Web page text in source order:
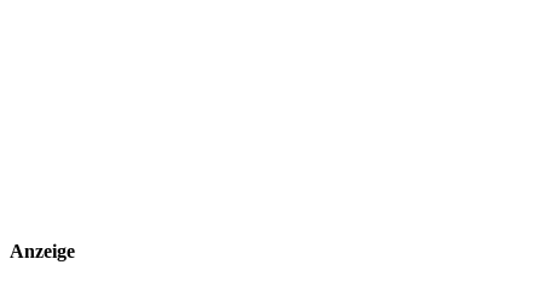
Anzeige